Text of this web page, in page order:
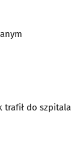
trafił do szpitala